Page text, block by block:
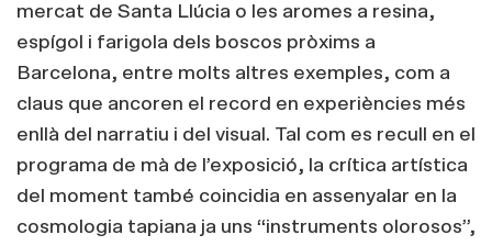
mercat de Santa Llúcia o les aromes a resina,
espígol i farigola dels boscos pròxims a
Barcelona, entre molts altres exemples, com a
claus que ancoren el record en experiències més
enllà del narratiu i del visual. Tal com es recull en el
programa de mà de l’exposició, la crítica artística
del moment també coincidia en assenyalar en la
cosmologia tapiana ja uns “instruments olorosos”,